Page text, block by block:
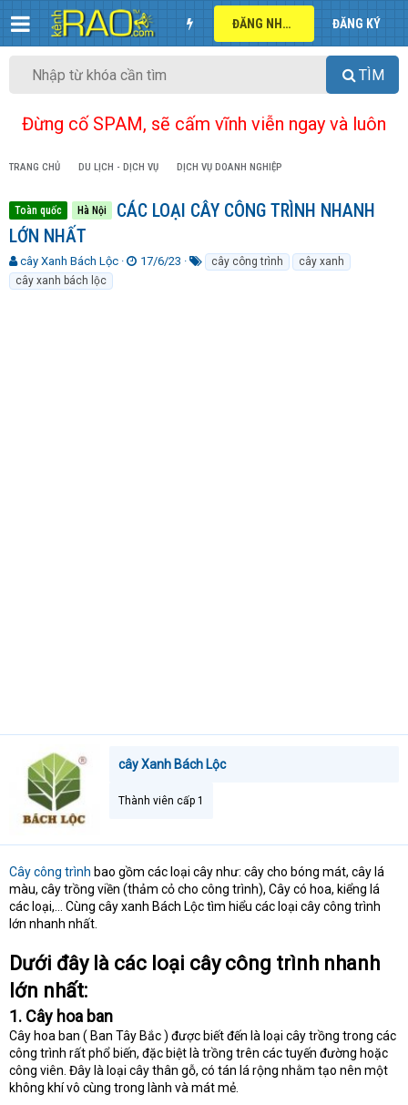
ĐĂNG NHẬP ĐĂNG KÝ
TÌM
Đừng cố SPAM, sẽ cấm vĩnh viễn ngay và luôn
TRANG CHỦ DU LỊCH - DỊCH VỤ DỊCH VỤ DOANH NGHIỆP
Toàn quốc Hà Nội
CÁC LOẠI CÂY CÔNG TRÌNH NHANH
LỚN NHẤT
T
h
r
cây Xanh Bách Lộc
N
17/6/23 cây công trình
cây xanh
cây xanh bách lộc
cây Xanh Bách Lộc
Thành viên cấp 1
Cây công trình bao gồm các loại cây như: cây cho bóng mát, cây lá
màu, cây trồng viền (thảm cỏ cho công trình), Cây có hoa, kiểng lá
các loại,… Cùng cây xanh Bách Lộc tìm hiểu các loại cây công trình
lớn nhanh nhất.
Dưới đây là các loại cây công trình nhanh
lớn nhất:
1. Cây hoa ban
Cây hoa ban ( Ban Tây Bắc ) được biết đến là loại cây trồng trong các
công trình rất phổ biến, đặc biệt là trồng trên các tuyến đường hoặc
công viên. Đây là loại cây thân gỗ, có tán lá rộng nhằm tạo nên một
không khí vô cùng trong lành và mát mẻ.